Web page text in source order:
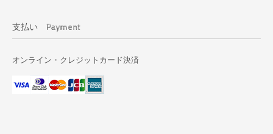
支払い Payment
オンライン・クレジットカード決済